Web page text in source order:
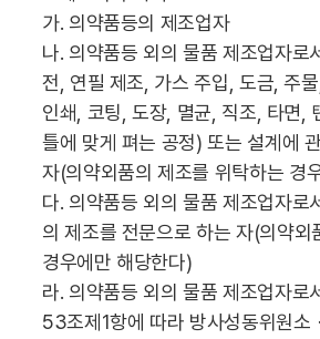
가. 의약품등의 제조업자
나. 의약품등 외의 물품 제조업자로
전, 연필 제조, 가스 주입, 도금, 주
인쇄, 코팅, 도장, 멸균, 직조, 타면,
틀에 맞게 펴는 공정) 또는 설계에
자(의약외품의 제조를 위탁하는 경
다. 의약품등 외의 물품 제조업자로
의 제조를 전문으로 하는 자(의약외
경우에만 해당한다)
라. 의약품등 외의 물품 제조업자로서
53조제1항에 따라 방사성동위원소